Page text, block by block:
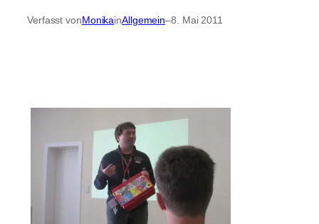
Verfasst vonMonikainAllgemein–8. Mai 2011